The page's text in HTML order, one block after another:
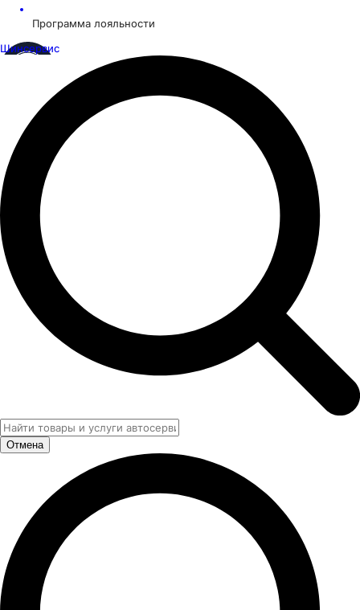
Программа лояльности
Шинсервис
Отмена